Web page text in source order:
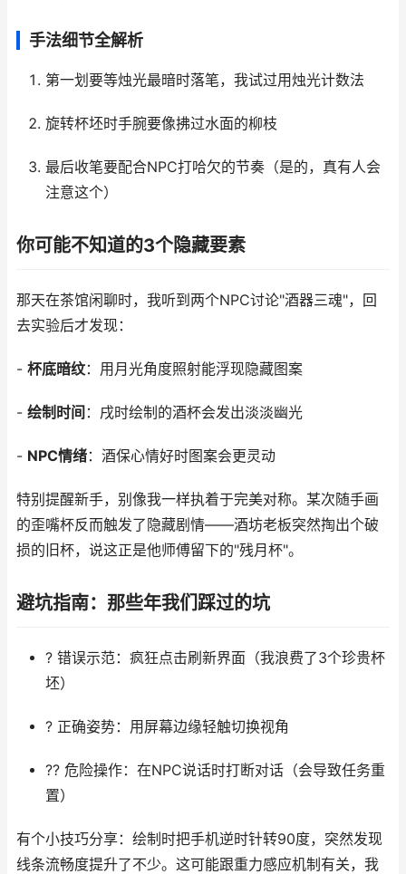
手法细节全解析
第一划要等烛光最暗时落笔，我试过用烛光计数法
旋转杯坯时手腕要像拂过水面的柳枝
最后收笔要配合NPC打哈欠的节奏（是的，真有人会
注意这个）
你可能不知道的3个隐藏要素
那天在茶馆闲聊时，我听到两个NPC讨论"酒器三魂"，回
去实验后才发现：
- 杯底暗纹：用月光角度照射能浮现隐藏图案
- 绘制时间 ：戌时绘制的酒杯会发出淡淡幽光
- NPC情绪：酒保心情好时图案会更灵动
特别提醒新手，别像我一样执着于完美对称。某次随手画
的歪嘴杯反而触发了隐藏剧情——酒坊老板突然掏出个破
损的旧杯，说这正是他师傅留下的"残月杯"。
避坑指南：那些年我们踩过的坑
? 错误示范：疯狂点击刷新界面（我浪费了3个珍贵杯
坯）
? 正确姿势：用屏幕边缘轻触切换视角
?? 危险操作：在NPC说话时打断对话（会导致任务重
置）
有个小技巧分享：绘制时把手机逆时针转90度，突然发现
线条流畅度提升了不少。这可能跟重力感应机制有关，我